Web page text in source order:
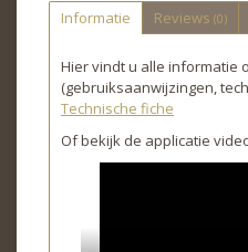
Informatie Reviews (0)
Hier vindt u alle informatie
(gebruiksaanwijzingen,
Technische fiche
Of bekijk de applicatie